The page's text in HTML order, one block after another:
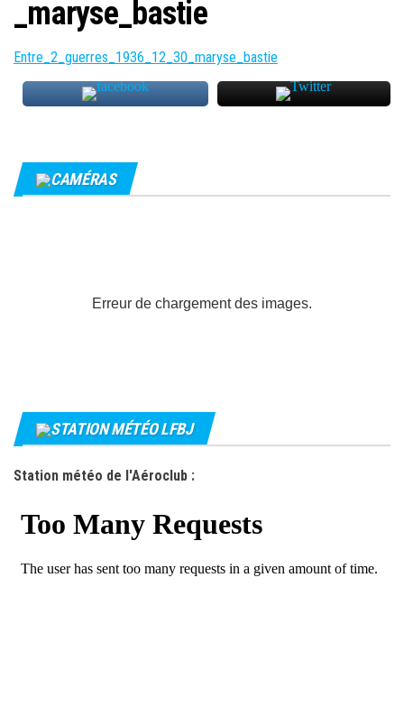
_maryse_bastie
Entre_2_guerres_1936_12_30_maryse_bastie
CAMÉRAS
Erreur de chargement des images.
STATION MÉTÉO LFBJ
Station météo de l'Aéroclub :